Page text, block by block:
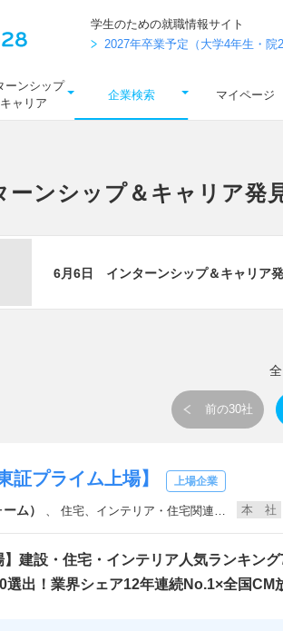
学生のための就職情報サイト
2027年卒業予定（大学4年生・院
ーンシップ
ャリア
企業検索 マイページ
ンシップ＆キャリア発
6月6日 インターンシップ＆キャリア
全
前の30社
証プライム上場】 上場企業
ム） 、 住宅、インテリア・住宅関連、不動産、建築設計 本 社
】建設・住宅・インテリア人気ランキン
選出！業界シェア12年連続No.1×全国CM